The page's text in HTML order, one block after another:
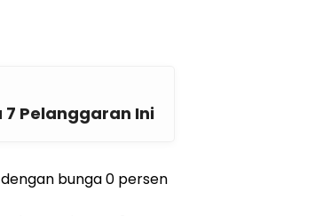
7 Pelanggaran Ini
bunga 0 persen